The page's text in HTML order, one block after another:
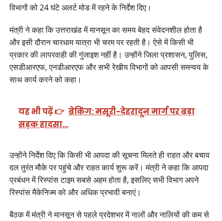
विभागों को 24 घंटे अलर्ट मोड में रहने के निर्देश दिए।
मंत्री ने कहा कि उत्तराखंड में मानसून का समय बेहद संवेदनशील होता है
और इसी दौरान चारधाम यात्रा भी चरम पर रहती है। ऐसे में किसी भी
प्रकार की लापरवाही की गुंजाइश नहीं है। उन्होंने जिला प्रशासन, पुलिस,
एसडीआरएफ, एनडीआरएफ और सभी रेखीय विभागों को आपसी समन्वय के
साथ कार्य करने को कहा।
यह भी पढ़ें 👉 ब्रेकिंग: मसूरी-देहरादून मार्ग पर बड़ा
सड़क हादसा…
उन्होंने निर्देश दिए कि किसी भी आपदा की सूचना मिलते ही राहत और बचाव
दल तुरंत मौके पर पहुंचे और राहत कार्य शुरू करें। मंत्री ने कहा कि आपदा
प्रबंधन में रिस्पांस टाइम सबसे अहम होता है, इसलिए सभी विभाग अपने
रिस्पांस मैकेनिज्म को और अधिक प्रभावी बनाएं।
बैठक में मंत्री ने मानसून से पहले प्रदेशभर में नालों और नालियों की कम से